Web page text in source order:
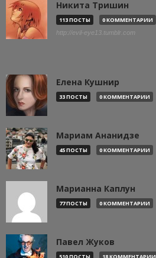
Никита Тришин
113 ПОСТЫ 0 КОММЕНТАРИИ
http://evil-eye13.tumblr.com
Елена Кушнир
33 ПОСТЫ 0 КОММЕНТАРИИ
Мариам Ананидзе
45 ПОСТЫ 0 КОММЕНТАРИИ
Марианна Каплун
77 ПОСТЫ 0 КОММЕНТАРИИ
Павел Жуков